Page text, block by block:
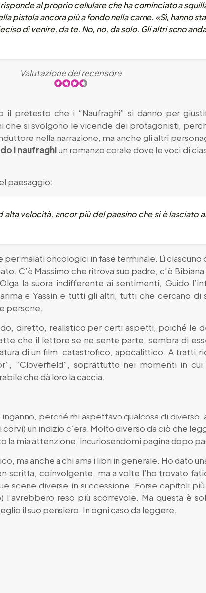
al proprio cellulare che ha cominciato a
pistola ancora più a fondo nella carne. «Sì, hanno
di venire, da te. No, no, da solo. Gli altri sono
Valutazione del recensore
il pretesto che i “Naufraghi” si danno per
che si svolgono le vicende dei protagonisti,
nella narrazione, ma anche gli altri
i naufraghiun romanzo corale dove le voci di
paesaggio:
alta velocità, ancor più del paesino che si è lasciato
malati oncologici in fase terminale. Lì ciascuno
C’è Massimo che ritrova suo padre, c’è
la suora indifferente ai sentimenti, Guido
e Yassin e tutti gli altri, tutti che cercano di
persone.
diretto, realistico per certi aspetti, poiché le
che il lettore se ne sente parte, sembra di
di un film, catastrofico, apocalittico. A tratti
“Cloverfield”, soprattutto nei momenti in
che dà loro la caccia.
perché mi aspettavo qualcosa di diverso,
un indizio c’era. Molto diverso da ciò che
la mia attenzione, incuriosendomi pagina dopo
ma anche a chi ama i libri in generale. Ho dato
scritta, coinvolgente, ma a volte l’ho trovato
scene diverse in successione. Forse capitoli
reso più scorrevole. Ma questa è
il suo pensiero. In ogni caso da leggere.